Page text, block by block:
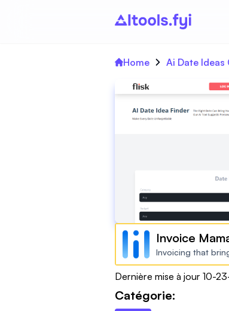
Home Ai Date Ideas
Invoice
Invoicing that
Dernière mise à jour 10-
Catégorie: